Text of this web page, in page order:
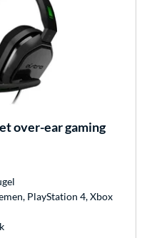
over-ear gaming
PlayStation 4, Xbox